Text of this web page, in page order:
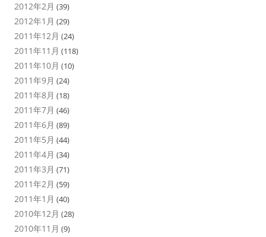
2012年2月 (39)
2012年1月 (29)
2011年12月 (24)
2011年11月 (118)
2011年10月 (10)
2011年9月 (24)
2011年8月 (18)
2011年7月 (46)
2011年6月 (89)
2011年5月 (44)
2011年4月 (34)
2011年3月 (71)
2011年2月 (59)
2011年1月 (40)
2010年12月 (28)
2010年11月 (9)